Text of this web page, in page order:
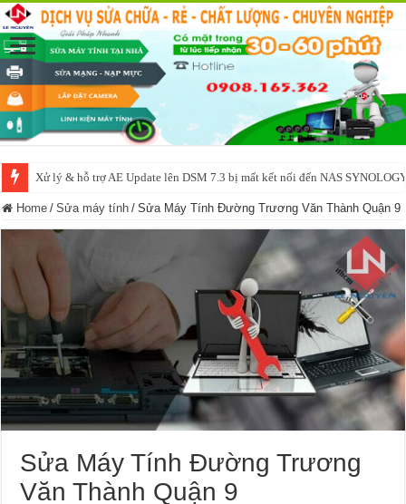
Xử lý & hỗ trợ AE Update lên DSM 7.3 bị mất kết nối đến NAS
NAS IO DATA N3160 2BAY 4BAY – chạy SYNOLOGY, OMV, CASA
Home / Sửa máy tính / Sửa Máy Tính Đường Trương Văn Thành Quận 9
Sửa Máy Tính Đường Trương
Văn Thành Quận 9